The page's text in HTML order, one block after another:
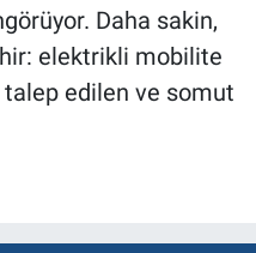
Daha sakin,
elektrikli mobilite
edilen ve somut